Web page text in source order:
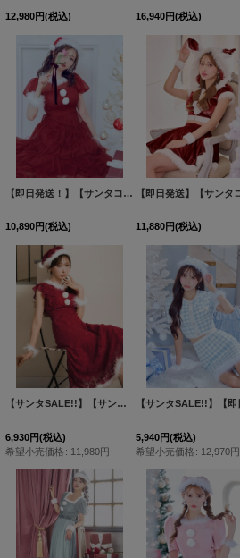
12,980円(税込) 16,940円(税込)
【即日発送！】【サンタコス 4点セット】【S-Lサイズ/1カラー】シースルーフリルチュールサンタコスプレ[HC03]
10,890円(税込) 11,880円(税込)
【サンタSALE!!】【サンタコス 4点セット】【S-Lサイズ/1カラー】フラワーレースワンピースサンタ[HC02]
6,930円(税込)
希望小売価格 : 11,980円
5,940円(税込)
希望小売価格 : 12,970円